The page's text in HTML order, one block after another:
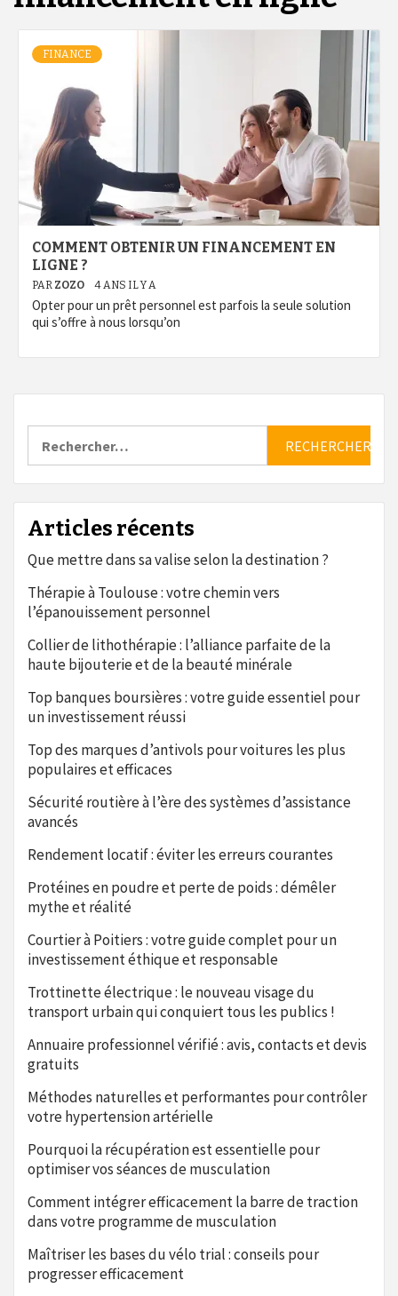
FINANCE
COMMENT OBTENIR UN FINANCEMENT EN
LIGNE ?
PAR ZOZO 4 ANS IL Y A
Opter pour un prêt personnel est parfois la seule solution
qui s’offre à nous lorsqu’on
Articles récents
Que mettre dans sa valise selon la destination ?
Thérapie à Toulouse : votre chemin vers
l’épanouissement personnel
Collier de lithothérapie : l’alliance parfaite de la
haute bijouterie et de la beauté minérale
Top banques boursières : votre guide essentiel pour
un investissement réussi
Top des marques d’antivols pour voitures les plus
populaires et efficaces
Sécurité routière à l’ère des systèmes d’assistance
avancés
Rendement locatif : éviter les erreurs courantes
Protéines en poudre et perte de poids : démêler
mythe et réalité
Courtier à Poitiers : votre guide complet pour un
investissement éthique et responsable
Trottinette électrique : le nouveau visage du
transport urbain qui conquiert tous les publics !
Annuaire professionnel vérifié : avis, contacts et devis
gratuits
Méthodes naturelles et performantes pour contrôler
votre hypertension artérielle
Pourquoi la récupération est essentielle pour
optimiser vos séances de musculation
Comment intégrer efficacement la barre de traction
dans votre programme de musculation
Maîtriser les bases du vélo trial : conseils pour
progresser efficacement